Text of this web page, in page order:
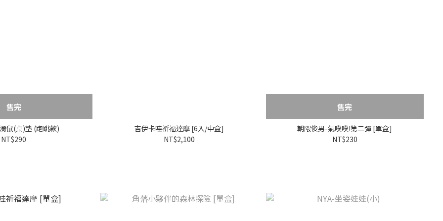
售完
鼠(桌)墊 (跑跳款)
NT$290
吉伊卡哇祈福達摩 [6入/中盒]
NT$2,100
售完
朝隈俊男-氣噗噗!第二彈 [單盒]
NT$230